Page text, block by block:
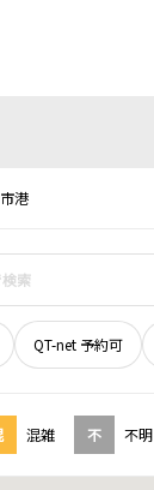
港
QT-net 予約可
混雑 不 不明